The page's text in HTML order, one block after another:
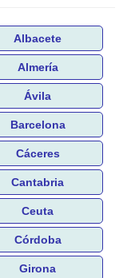
Albacete
Almería
Ávila
Barcelona
Cáceres
Cantabria
Ceuta
Córdoba
Girona